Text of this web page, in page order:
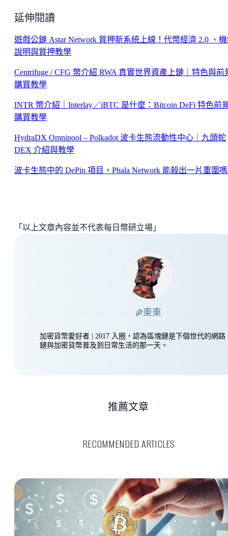
延伸閱讀
遊戲公鏈 Astar Network 質押新系統上線！代幣經濟 2.0 、
說明與質押教學
Centrifuge / CFG 幣介紹 RWA 真實世界資產上鏈｜特色與前
購買教學
INTR 幣介紹｜Interlay／iBTC 是什麼：Bitcoin DeFi 特色前
購買教學
HydraDX Omnipool – Polkadot 波卡生態流動性中心｜九頭蛇
DEX 介紹與教學
波卡生態中的 DePin 項目，Phala Network 能殺出一片重圍
「以上文章內容並不代表每日幣研立場」
東東
加密貨幣愛好者 | 2017 入圈，認為區塊鏈是下個世代的網路
鏈與加密貨幣普及到日常生活的那一天。
RECOMMENDED ARTICLES
推薦文章